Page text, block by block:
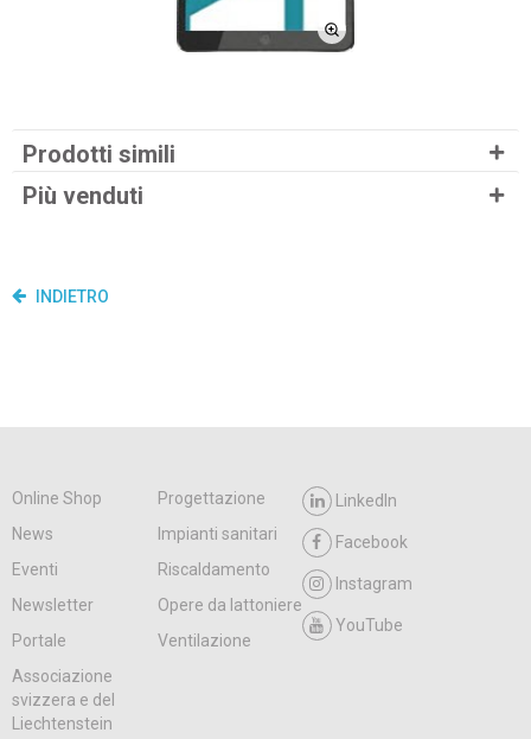
Prodotti simili
Più venduti
INDIETRO
Online Shop
Progettazione
News
Impianti sanitari
Eventi
Riscaldamento
Newsletter
Opere da lattoniere
Portale
Ventilazione
LinkedIn
Facebook
Instagram
YouTube
Associazione
svizzera e del
Liechtenstein